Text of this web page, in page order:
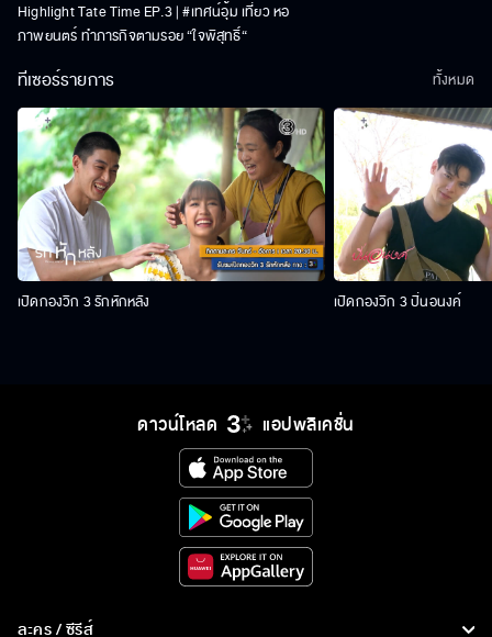
Highlight Tate Time EP.3 | #เทศน์อุ้ม เที่ยว หอ
ภาพยนตร์ ทำภารกิจตามรอย “ใจพิสุทธิ์“
ทีเซอร์รายการ
เปิดกองวิก 3 รักหักหลัง เปิดกองวิก 3 ปิ่นอนงค์
ทั้งหมด
ดาวน์โหลด แอปพลิเคชั่น
ละคร / ซีรีส์